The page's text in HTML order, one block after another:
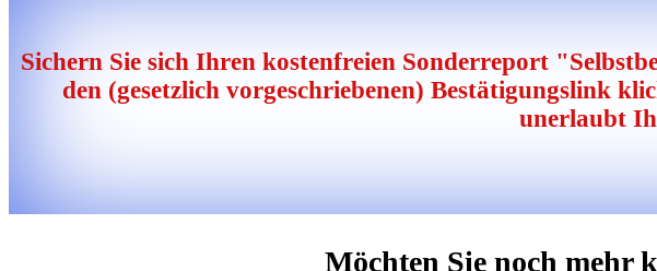
Sichern Sie sich Ihren kostenfreien Sonderreport
den (gesetzlich vorgeschriebenen) Bestätigungslink
unerlaubt
Möchten Sie noch mehr